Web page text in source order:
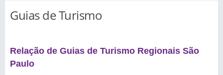
Guias de Turismo
Relação de Guias de Turismo Regionais São
Paulo